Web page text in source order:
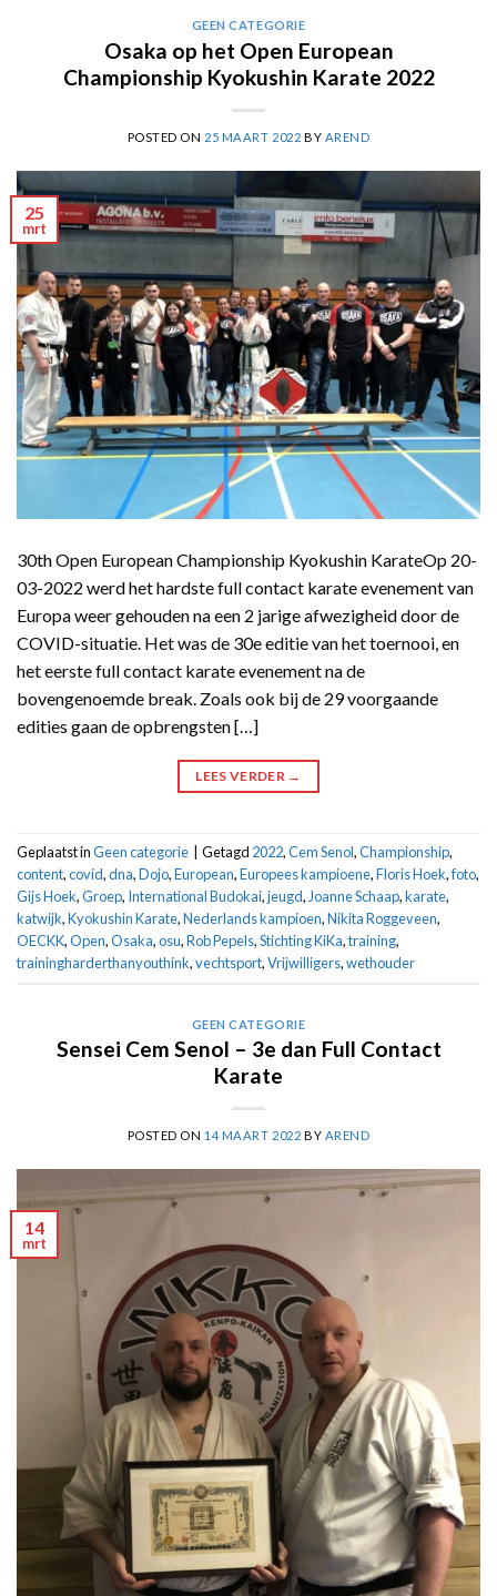
GEEN CATEGORIE
Osaka op het Open European
Championship Kyokushin Karate 2022
POSTED ON 25 MAART 2022 BY AREND
25
mrt
30th Open European Championship Kyokushin KarateOp 20-
03-2022 werd het hardste full contact karate evenement van
Europa weer gehouden na een 2 jarige afwezigheid door de
COVID-situatie. Het was de 30e editie van het toernooi, en
het eerste full contact karate evenement na de
bovengenoemde break. Zoals ook bij de 29 voorgaande
edities gaan de opbrengsten […]
LEES VERDER →
Geplaatst inGeen categorie Getagd 2022,Cem Senol,Championship,
content,covid,dna,Dojo,European,Europees kampioene,Floris Hoek,foto,
Gijs Hoek,Groep, International Budokai,jeugd, Joanne Schaap,karate,
katwijk,Kyokushin Karate,Nederlands kampioen,Nikita Roggeveen,
OECKK,Open,Osaka,osu,Rob Pepels,Stichting KiKa,training,
trainingharderthanyouthink,vechtsport,Vrijwilligers,wethouder
GEEN CATEGORIE
Sensei Cem Senol – 3e dan Full Contact
Karate
POSTED ON 14 MAART 2022 BY AREND
14
mrt